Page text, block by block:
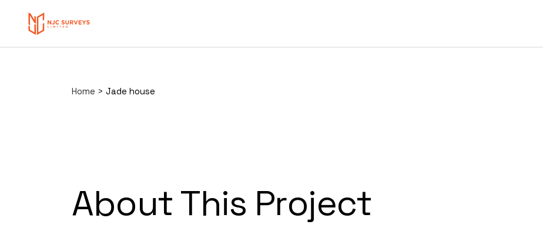
Home > Jade house
About This Project